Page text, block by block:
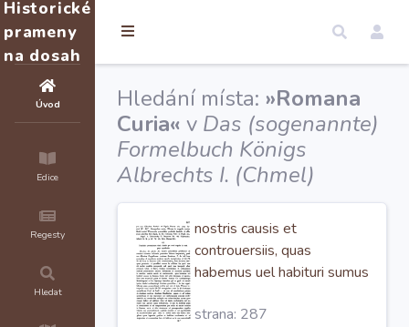
Historické
prameny
na dosah
Úvod
Edice
Regesty
Hledat
Hledání místa: »Romana
Curia« v Das (sogenannte)
Formelbuch Königs
Albrechts I. (Chmel)
nostris causis et
controuersiis, quas
habemus uel habituri sumus
ubicunque et specialiter
strana: 287